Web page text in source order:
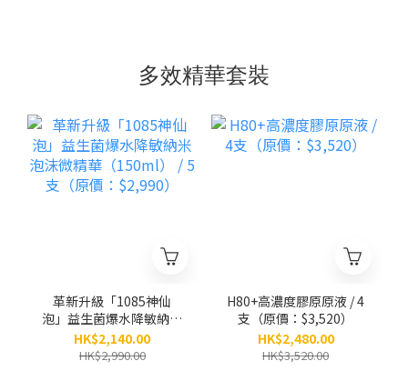
多效精華套裝
革新升級「1085神仙
泡」益生菌爆水降敏納米
泡沫微精華（150ml） /
5支（原價：$2,990）
HK$2,140.00
HK$2,990.00
H80+高濃度膠原原液 / 4
支（原價：$3,520）
HK$2,480.00
HK$3,520.00